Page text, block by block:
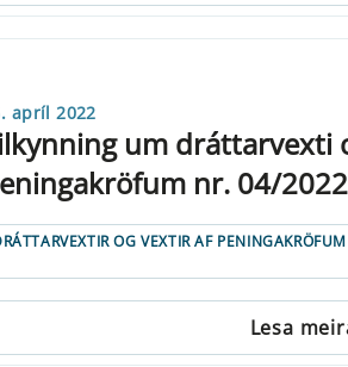
apríl 2022
um dráttarvexti
nr. 04/2022
OG VEXTIR AF PENINGAKRÖFUM
Lesa